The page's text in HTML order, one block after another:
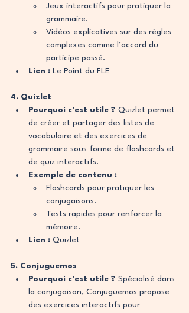
Jeux interactifs pour pratiquer la
grammaire.
Vidéos explicatives sur des règles
complexes comme l’accord du
participe passé.
Lien : Le Point du FLE
4. Quizlet
Pourquoi c'est utile ? Quizlet permet
de créer et partager des listes de
vocabulaire et des exercices de
grammaire sous forme de flashcards et
de quiz interactifs.
Exemple de contenu :
Flashcards pour pratiquer les
conjugaisons.
Tests rapides pour renforcer la
mémoire.
Lien : Quizlet
5. Conjuguemos
Pourquoi c'est utile ? Spécialisé dans
la conjugaison, Conjuguemos propose
des exercices interactifs pour